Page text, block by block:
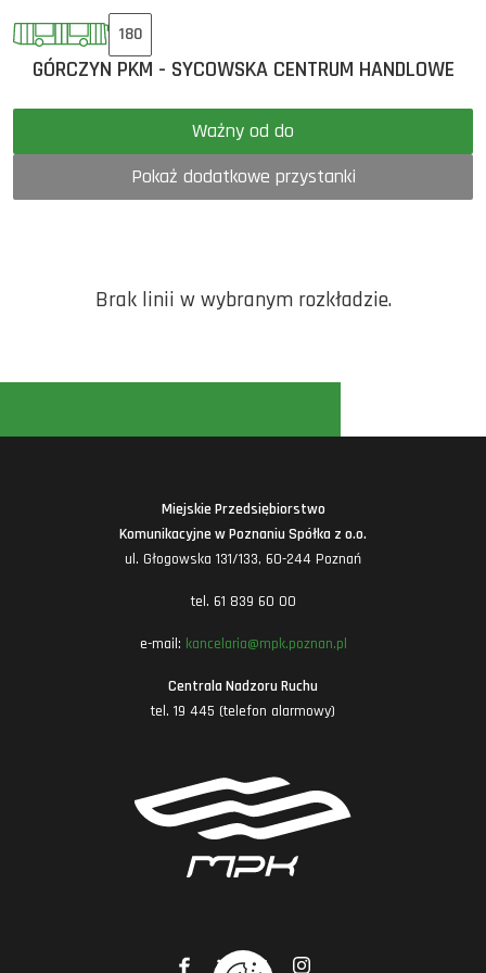
180
GÓRCZYN PKM - SYCOWSKA CENTRUM HANDLOWE
Ważny od do
Pokaż dodatkowe przystanki
Brak linii w wybranym rozkładzie.
Miejskie Przedsiębiorstwo
Komunikacyjne w Poznaniu Spółka z o.o.
ul. Głogowska 131/133, 60-244 Poznań
tel. 61 839 60 00
e-mail: kancelaria@mpk.poznan.pl
Centrala Nadzoru Ruchu
tel. 19 445 (telefon alarmowy)